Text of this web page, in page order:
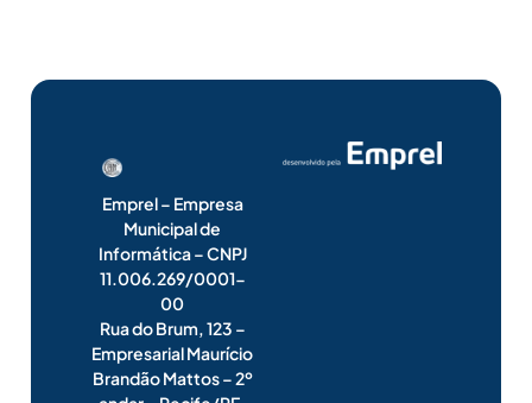
Emprel – Empresa
Municipal de
Informática – CNPJ
11.006.269/0001-
00
Rua do Brum, 123 –
Empresarial Maurício
Brandão Mattos – 2º